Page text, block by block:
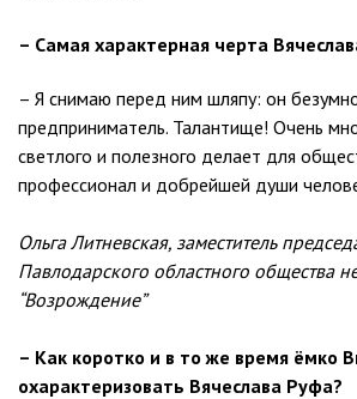
– Самая характерная черта
– Я снимаю перед ним шляпу: он
предприниматель. Талантище! Очень
светлого и полезного делает для
профессионал и добрейшей души
Ольга Литневская, заместитель
Павлодарского областного общества
“Возрождение”
– Как коротко и в то же время ёмко
охарактеризовать Вячеслава Руфа?